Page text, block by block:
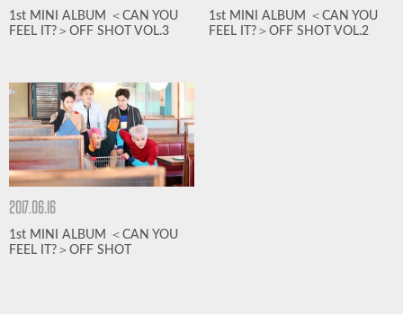
1st MINI ALBUM ＜CAN YOU
FEEL IT?＞OFF SHOT VOL.3
1st MINI ALBUM ＜CAN YOU
FEEL IT?＞OFF SHOT VOL.2
2017.06.16
1st MINI ALBUM ＜CAN YOU
FEEL IT?＞OFF SHOT